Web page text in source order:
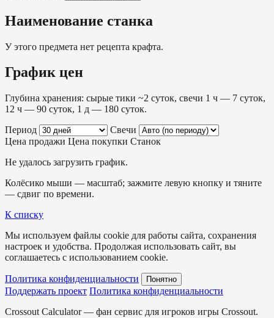
Наименование станка
У этого предмета нет рецепта крафта.
График цен
Глубина хранения: сырые тики ~2 суток, свечи 1 ч — 7 суток,
12 ч — 90 суток, 1 д — 180 суток.
Период
Свечи
Цена продажи Цена покупки Станок
Не удалось загрузить график.
Колёсико мыши — масштаб; зажмите левую кнопку и тяните
— сдвиг по времени.
К списку
Мы используем файлы cookie для работы сайта, сохранения
настроек и удобства. Продолжая использовать сайт, вы
соглашаетесь с использованием cookie.
Политика конфиденциальности Понятно
Поддержать проект Политика конфиденциальности
Crossout Calculator — фан сервис для игроков игры Crossout.